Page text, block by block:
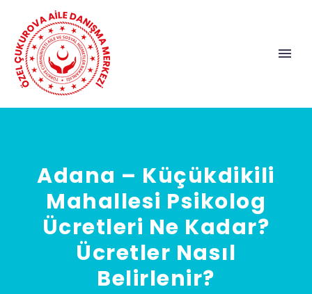
Adana – Küçükdikili
Mahallesi Psikolog
Ücretleri Ne Kadar?
Ücretler Nasıl
Belirlenir?